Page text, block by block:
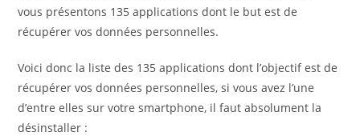
vous présentons 135 applications dont le but est de
récupérer vos données personnelles.
Voici donc la liste des 135 applications dont l’objectif est de
récupérer vos données personnelles, si vous avez l’une
d’entre elles sur votre smartphone, il faut absolument la
désinstaller :